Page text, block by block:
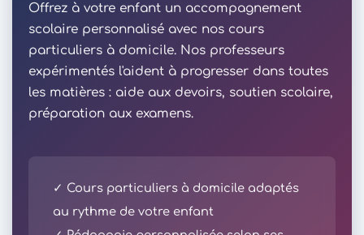
Offrez à votre enfant un accompagnement
scolaire personnalisé avec nos cours
particuliers à domicile. Nos professeurs
expérimentés l'aident à progresser dans toutes
les matières : aide aux devoirs, soutien scolaire,
préparation aux examens.
✓ Cours particuliers à domicile adaptés
au rythme de votre enfant